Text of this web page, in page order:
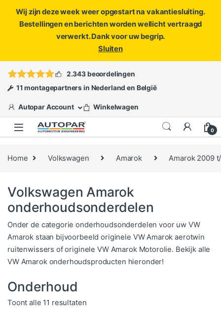
Wij zijn deze week weer opgestart na vakantiesluiting.
Bestellingen en berichten worden wellicht vertraagd
verwerkt. Dank voor uw begrip.
Sluiten
ofopen een ticket
2.343 beoordelingen
11 montagepartners in Nederland en België
Autopar Account Winkelwagen
0
Home Volkswagen Amarok Amarok 2009
Volkswagen Amarok
onderhoudsonderdelen
Onder de categorie onderhoudsonderdelen voor uw VW
Amarok staan bijvoorbeeld originele VW Amarok aerotwin
ruitenwissers of originele VW Amarok Motorolie. Bekijk alle
VW Amarok onderhoudsproducten hieronder!
Onderhoud
Toont alle 11 resultatenGesorteerd op populariteit